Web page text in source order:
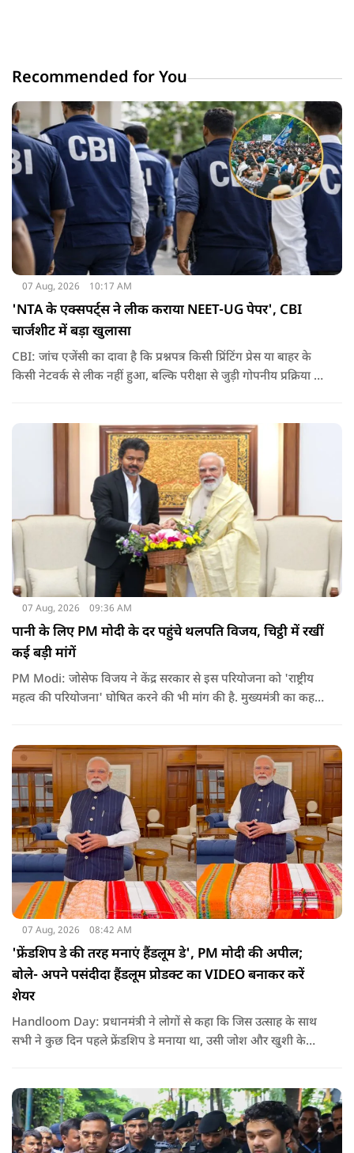
Recommended for You
07 Aug, 2026 10:17 AM
'NTA के एक्सपर्ट्स ने लीक कराया NEET-UG पेपर', CBI
चार्जशीट में बड़ा खुलासा
CBI: जांच एजेंसी का दावा है कि प्रश्नपत्र किसी प्रिंटिंग प्रेस या बाहर के
किसी नेटवर्क से लीक नहीं हुआ, बल्कि परीक्षा से जुड़ी गोपनीय प्रक्रिया में
07 Aug, 2026 09:36 AM
पानी के लिए PM मोदी के दर पहुंचे थलपति विजय, चिट्ठी में रखीं
कई बड़ी मांगें
PM Modi: जोसेफ विजय ने केंद्र सरकार से इस परियोजना को 'राष्ट्रीय
महत्व की परियोजना' घोषित करने की भी मांग की है. मुख्यमंत्री का कहना
की समस्या को काफी हद तक कम किया जा सकता है.
07 Aug, 2026 08:42 AM
'फ्रेंडशिप डे की तरह मनाएं हैंडलूम डे', PM मोदी की अपील;
बोले- अपने पसंदीदा हैंडलूम प्रोडक्ट का VIDEO बनाकर करें
शेयर
Handloom Day: प्रधानमंत्री ने लोगों से कहा कि जिस उत्साह के साथ
सभी ने कुछ दिन पहले फ्रेंडशिप डे मनाया था, उसी जोश और खुशी के